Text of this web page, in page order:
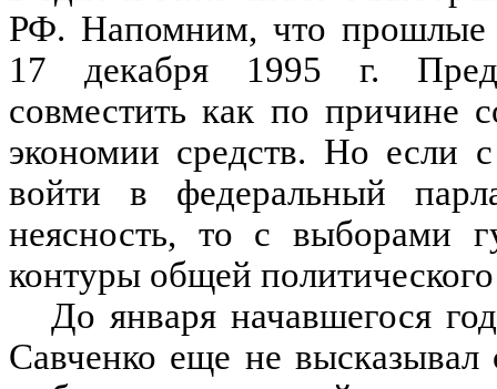
РФ. Напомним, что прошлые
17 декабря 1995 г.
совместить как по причине
экономии средств. Но если
войти в федеральный
неясность, то с выборами
контуры общей
До января начавшегося
Савченко еще не высказывал